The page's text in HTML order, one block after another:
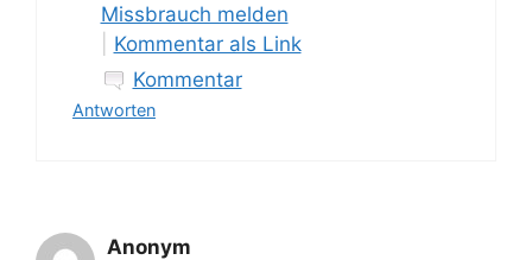
Missbrauch melden
Kommentar als Link
Kommentar
Antworten
Anonym